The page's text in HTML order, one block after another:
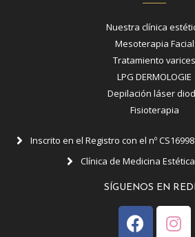
Nuestra clínica
Mesoterapia Facial
Tratamiento varices
LPG DERMOLOGIE
Depilación láser
Fisioterapia
Inscrito en el Registro con el nº CS16998
Clínica de Medicina
SÍGUENOS EN